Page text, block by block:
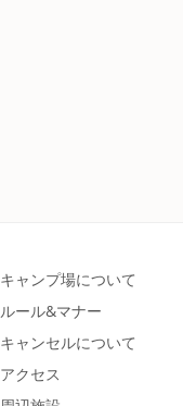
キャンプ場について
ルール&マナー
キャンセルについて
アクセス